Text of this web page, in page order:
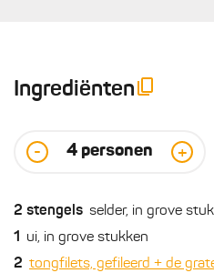
Ingrediënten
- 4 personen +
2 stengels selder, in grove
1 ui, in grove stukken
2 tongfilets, gefileerd + de